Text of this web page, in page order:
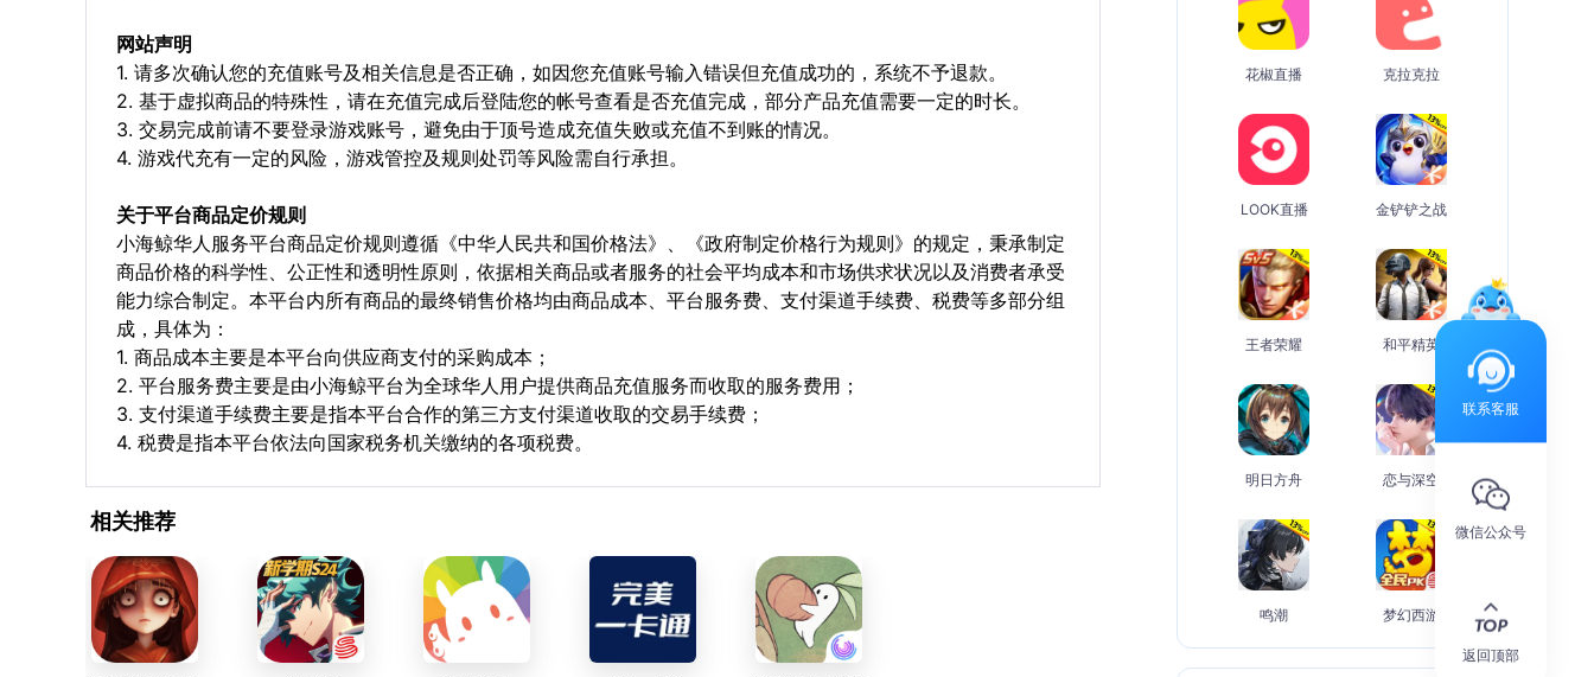
网站声明
1. 请多次确认您的充值账号及相关信息是否正确，如因您充值账号输入错误但充值成功的，系统不予退款。
2. 基于虚拟商品的特殊性，请在充值完成后登陆您的帐号查看是否充值完成，部分产品充值需要一定的时长。
3. 交易完成前请不要登录游戏账号，避免由于顶号造成充值失败或充值不到账的情况。
4. 游戏代充有一定的风险，游戏管控及规则处罚等风险需自行承担。
关于平台商品定价规则
小海鲸华人服务平台商品定价规则遵循《中华人民共和国价格法》、《政府制定价格行为规则》的规定，秉承制定
商品价格的科学性、公正性和透明性原则，依据相关商品或者服务的社会平均成本和市场供求状况以及消费者承受
能力综合制定。本平台内所有商品的最终销售价格均由商品成本、平台服务费、支付渠道手续费、税费等多部分组
成，具体为：
1. 商品成本主要是本平台向供应商支付的采购成本；
2. 平台服务费主要是由小海鲸平台为全球华人用户提供商品充值服务而收取的服务费用；
3. 支付渠道手续费主要是指本平台合作的第三方支付渠道收取的交易手续费；
4. 税费是指本平台依法向国家税务机关缴纳的各项税费。
相关推荐
花椒直播 克拉克拉
LOOK直播 金铲铲之战
王者荣耀 和平精英
明日方舟 恋与深空
鸣潮 梦幻西游
联系客服
微信公众号
返回顶部